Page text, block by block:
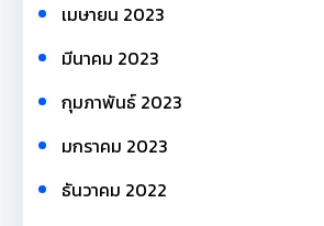
เมษายน 2023
มีนาคม 2023
กุมภาพันธ์ 2023
มกราคม 2023
ธันวาคม 2022